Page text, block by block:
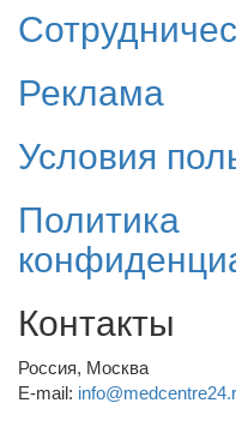
Реклама
Условия
Политика
Контакты
Россия, Москва
E-mail: